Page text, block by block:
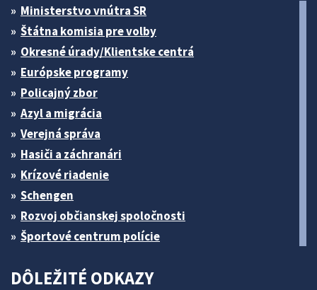
Ministerstvo vnútra SR
Štátna komisia pre volby
Okresné úrady/Klientske centrá
Európske programy
Policajný zbor
Azyl a migrácia
Verejná správa
Hasiči a záchranári
Krízové riadenie
Schengen
Rozvoj občianskej spoločnosti
Športové centrum polície
DÔLEŽITÉ ODKAZY